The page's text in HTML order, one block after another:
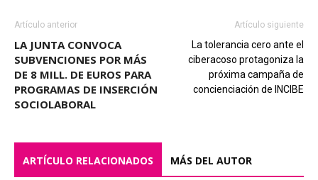
Artículo anterior
LA JUNTA CONVOCA
SUBVENCIONES POR MÁS
DE 8 MILL. DE EUROS PARA
PROGRAMAS DE INSERCIÓN
SOCIOLABORAL
Artículo siguiente
La tolerancia cero ante el
ciberacoso protagoniza la
próxima campaña de
concienciación de INCIBE
ARTÍCULO RELACIONADOS MÁS DEL AUTOR